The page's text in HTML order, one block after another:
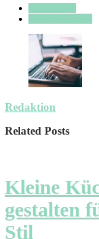
Redaktion
Related Posts
Kleine
gestalten
Stil